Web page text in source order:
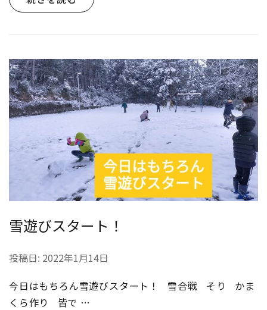
雪遊びスタート！
投稿日: 2022年1月14日
今日はもちろん雪遊びスタート！ 雪合戦 そり かま
くら作り 皆で …